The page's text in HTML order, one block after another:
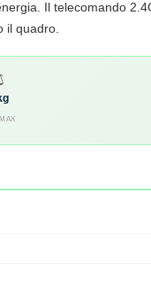
Il telecomando
il quadro.